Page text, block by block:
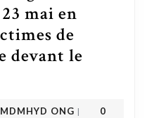
mai en
de
devant le
ONG |
0